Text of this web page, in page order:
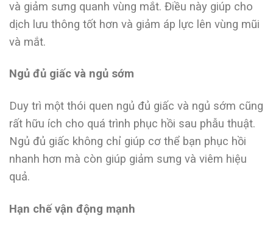
và giảm sưng quanh vùng mắt. Điều này giúp cho
dịch lưu thông tốt hơn và giảm áp lực lên vùng mũi
và mắt.
Ngủ đủ giấc và ngủ sớm
Duy trì một thói quen ngủ đủ giấc và ngủ sớm cũng
rất hữu ích cho quá trình phục hồi sau phẫu thuật.
Ngủ đủ giấc không chỉ giúp cơ thể bạn phục hồi
nhanh hơn mà còn giúp giảm sưng và viêm hiệu
quả.
Hạn chế vận động mạnh